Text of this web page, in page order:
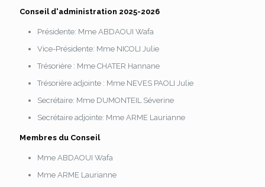
Conseil d'administration 2025-2026
Présidente: Mme ABDAOUI Wafa
Vice-Présidente: Mme NICOLI Julie
Trésorière : Mme CHATER Hannane
Trésorière adjointe : Mme NEVES PAOLI Julie
Secrétaire: Mme DUMONTEIL Séverine
Secrétaire adjointe: Mme ARME Laurianne
Membres du Conseil
Mme ABDAOUI Wafa
Mme ARME Laurianne